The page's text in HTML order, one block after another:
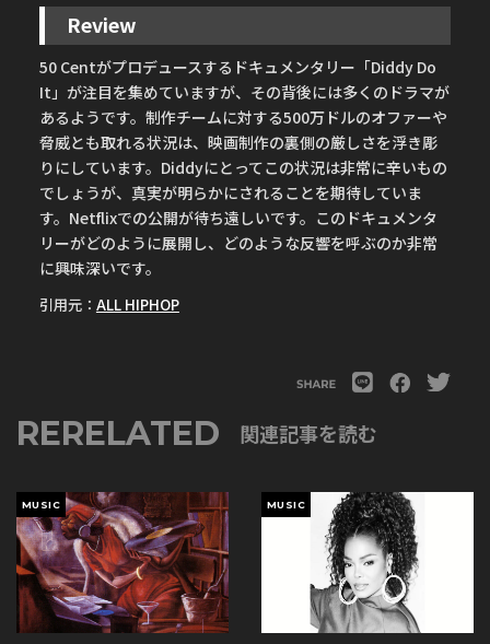
Review
50 Centがプロデュースするドキュメンタリー「Diddy Do
It」が注目を集めていますが、その背後には多くのドラマが
あるようです。制作チームに対する500万ドルのオファーや
脅威とも取れる状況は、映画制作の裏側の厳しさを浮き彫
りにしています。Diddyにとってこの状況は非常に辛いもの
でしょうが、真実が明らかにされることを期待していま
す。Netflixでの公開が待ち遠しいです。このドキュメンタ
リーがどのように展開し、どのような反響を呼ぶのか非常
に興味深いです。
引用元： ALL HIPHOP
RERELATED 関連記事を読む
MUSIC MUSIC